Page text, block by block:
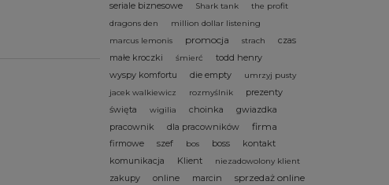
seriale biznesowe Shark tank
the profit
dragons den
million dollar listening
marcus lemonis
promocja strach
czas
małe kroczki
śmierć
todd henry
wyspy komfortu
die empty
umrzyj pusty
jacek walkiewicz
rozmyślnik
prezenty
święta
wigilia choinka
gwiazdka
pracownik
dla pracowników firma
firmowe szef bos boss
kontakt
komunikacja
Klient niezadowolony klient
zakupy online marcin sprzedaż online